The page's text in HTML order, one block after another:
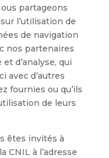
partageons
l’utilisation de
de navigation
nos partenaires
d’analyse, qui
avec d’autres
fournies ou qu’ils
de leurs
êtes invités à
à l’adresse